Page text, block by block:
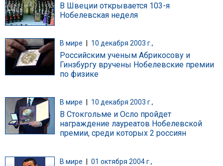
В Швеции открывается 103-я
Нобелевская неделя
В мире 10 декабря 2003 г.,
Российским ученым Абрикосову и
Гинзбургу вручены Нобелевские премии
по физике
В мире 10 декабря 2003 г.,
В Стокгольме и Осло пройдет
награждение лауреатов Нобелевской
премии, среди которых 2 россиян
В мире | 01 октября 2004 г.,